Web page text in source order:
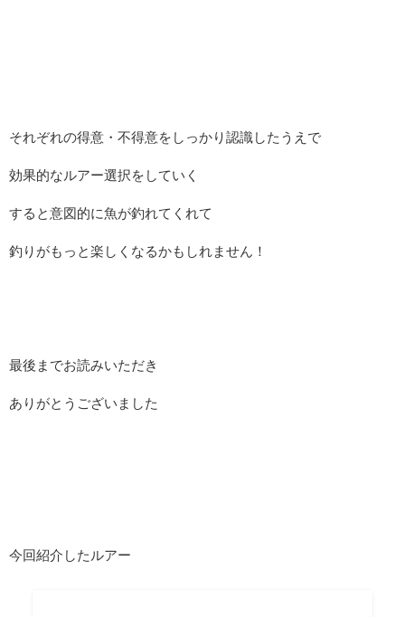
それぞれの得意・不得意をしっかり認識したうえで
効果的なルアー選択をしていく
すると意図的に魚が釣れてくれて
釣りがもっと楽しくなるかもしれません！
最後までお読みいただき
ありがとうございました
今回紹介したルアー